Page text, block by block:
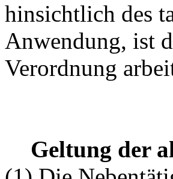
hinsichtlich des
Anwendung, ist
Verordnung
Geltung der